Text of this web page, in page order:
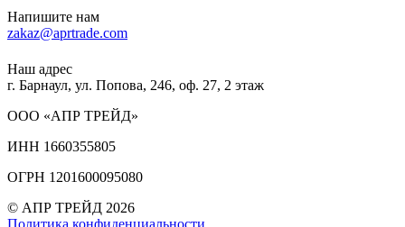
Напишите нам
zakaz@aprtrade.com
Наш адрес
г. Барнаул, ул. Попова, 246, оф. 27, 2 этаж
ООО «АПР ТРЕЙД»
ИНН 1660355805
ОГРН 1201600095080
© АПР ТРЕЙД 2026
Политика конфиденциальности